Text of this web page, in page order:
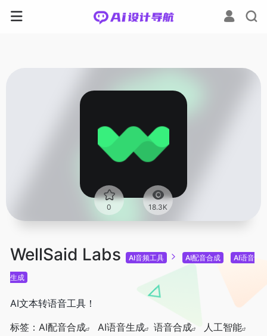
0 18.3K
WellSaid Labs AI音频工具 AI配音合成 AI语音
生成
AI文本转语音工具！
标签： AI配音合成 AI语音生成 语音合成
人工智能